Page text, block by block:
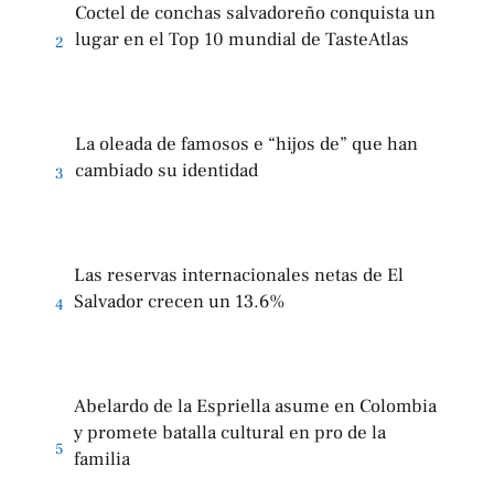
2
Coctel de conchas salvadoreño conquista un
lugar en el Top 10 mundial de TasteAtlas
3
La oleada de famosos e “hijos de” que han
cambiado su identidad
4
Las reservas internacionales netas de El
Salvador crecen un 13.6%
5
Abelardo de la Espriella asume en Colombia
y promete batalla cultural en pro de la
familia